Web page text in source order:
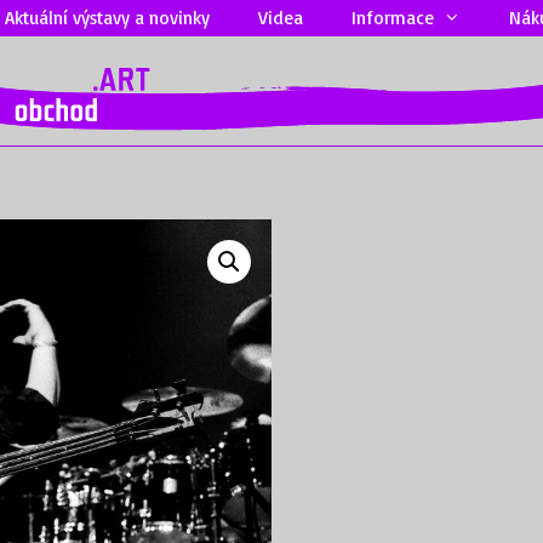
Aktuální výstavy a novinky Videa Informace